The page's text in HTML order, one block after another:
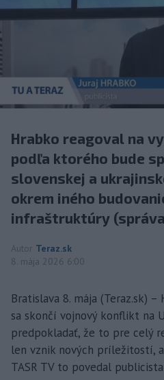
Hrabko reagoval na
podľa ktorého bude
slovenskej a
okrem iného
infraštruktúry (správa,
Autor Teraz.sk
8. mája 2026 6:00
Bratislava 8. mája (Teraz.sk)
sa skončí vojnový konflikt na
predpokladať, že to pre celý
len vznik nových príležitostí,
TASR TV to povedal